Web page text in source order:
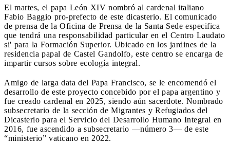
El martes, el papa León XIV nombró al cardenal italiano
Fabio Baggio pro-prefecto de este dicasterio. El comunicado
de prensa de la Oficina de Prensa de la Santa Sede especifica
que tendrá una responsabilidad particular en el Centro Laudato
si' para la Formación Superior. Ubicado en los jardines de la
residencia papal de Castel Gandolfo, este centro se encarga de
impartir cursos sobre ecología integral.
Amigo de larga data del Papa Francisco, se le encomendó el
desarrollo de este proyecto concebido por el papa argentino y
fue creado cardenal en 2025, siendo aún sacerdote. Nombrado
subsecretario de la sección de Migrantes y Refugiados del
Dicasterio para el Servicio del Desarrollo Humano Integral en
2016, fue ascendido a subsecretario —número 3— de este
“ministerio” vaticano en 2022.